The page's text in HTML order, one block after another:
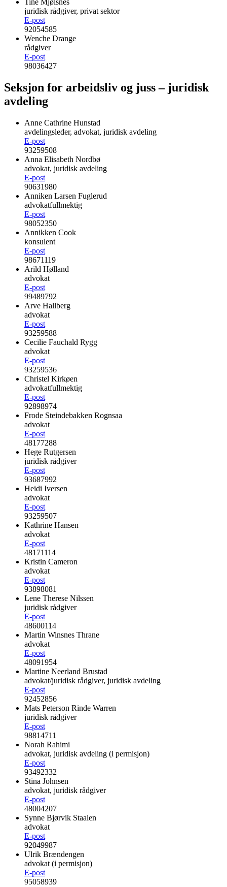
Tine Mjølsnes
juridisk rådgiver, privat sektor
E-post
92054585
Wenche Drange
rådgiver
E-post
98036427
Seksjon for arbeidsliv og juss – juridisk
avdeling
Anne Cathrine Hunstad
avdelingsleder, advokat, juridisk avdeling
E-post
93259508
Anna Elisabeth Nordbø
advokat, juridisk avdeling
E-post
90631980
Anniken Larsen Fuglerud
advokatfullmektig
E-post
98052350
Annikken Cook
konsulent
E-post
98671119
Arild Hølland
advokat
E-post
99489792
Arve Hallberg
advokat
E-post
93259588
Cecilie Fauchald Rygg
advokat
E-post
93259536
Christel Kirkøen
advokatfullmektig
E-post
92898974
Frode Steindebakken Rognsaa
advokat
E-post
48177288
Hege Rutgersen
juridisk rådgiver
E-post
93687992
Heidi Iversen
advokat
E-post
93259507
Kathrine Hansen
advokat
E-post
48171114
Kristin Cameron
advokat
E-post
93898081
Lene Therese Nilssen
juridisk rådgiver
E-post
48600114
Martin Winsnes Thrane
advokat
E-post
48091954
Martine Neerland Brustad
advokat/juridisk rådgiver, juridisk avdeling
E-post
92452856
Mats Peterson Rinde Warren
juridisk rådgiver
E-post
98814711
Norah Rahimi
advokat, juridisk avdeling (i permisjon)
E-post
93492332
Stina Johnsen
advokat, juridisk rådgiver
E-post
48004207
Synne Bjørvik Staalen
advokat
E-post
92049987
Ulrik Brændengen
advokat (i permisjon)
E-post
95058939